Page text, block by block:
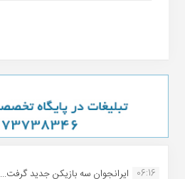
06:16 ایرانجوان سه بازیکن جدید گرفت...